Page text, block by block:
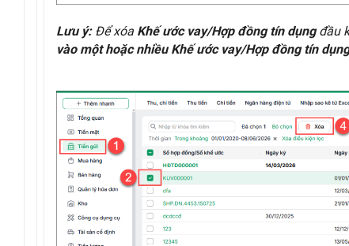
Lưu ý:Để xóa Khế ước vay/Hợp đồng tín dụngđầu
vào một hoặc nhiều Khế ước vay/Hợp đồng tín